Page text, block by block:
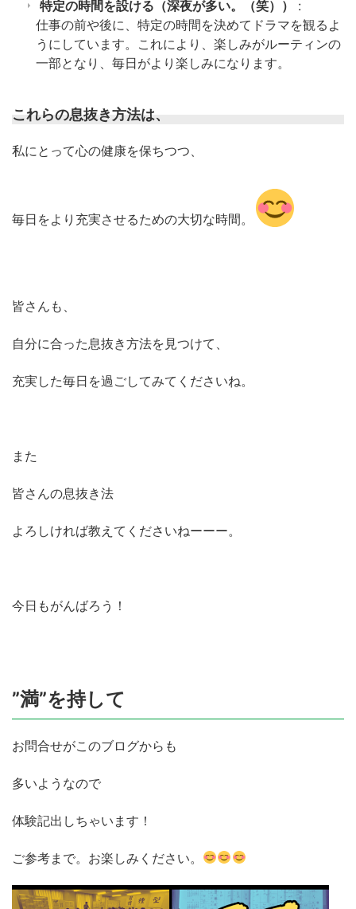
特定の時間を設ける（深夜が多い。（笑））
:
仕事の前や後に、特定の時間を決めてドラマを観るよ
うにしています。これにより、楽しみがルーティンの
一部となり、毎日がより楽しみになります。
これらの息抜き方法は、
私にとって心の健康を保ちつつ、
毎日をより充実させるための大切な時間。
皆さんも、
自分に合った息抜き方法を見つけて、
充実した毎日を過ごしてみてくださいね。
また
皆さんの息抜き法
よろしければ教えてくださいねーーー。
今日もがんばろう！
”満”を持して
お問合せがこのブログからも
多いようなので
体験記出しちゃいます！
ご参考まで。お楽しみください。